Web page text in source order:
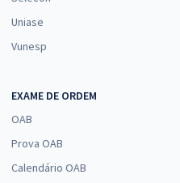
Uniase
Vunesp
EXAME DE ORDEM
OAB
Prova OAB
Calendário OAB